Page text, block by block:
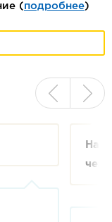
( подробнее)
На
чем